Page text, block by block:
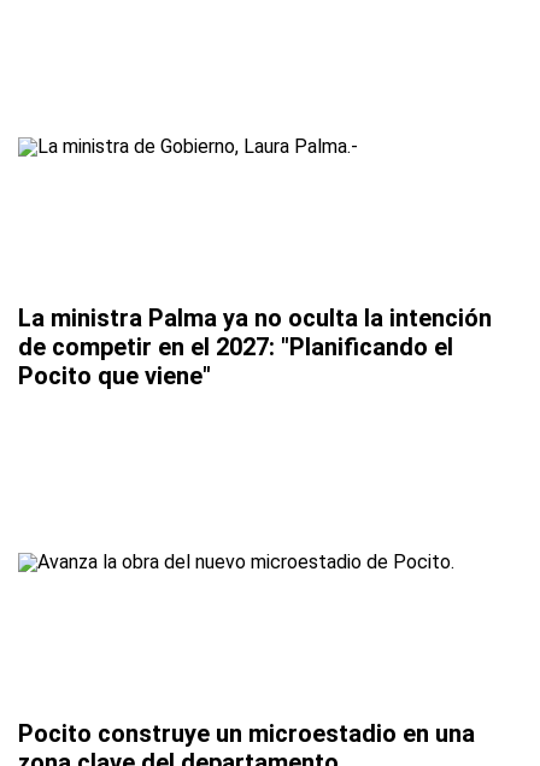
La ministra Palma ya no oculta la intención
de competir en el 2027: "Planificando el
Pocito que viene"
Pocito construye un microestadio en una